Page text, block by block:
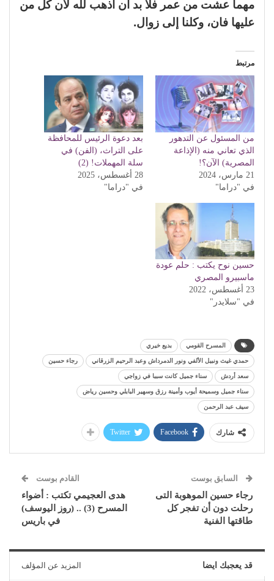
مهما عشت من عمر فلا بد أن أذهب لله لأن كل من
عليها فان، وكلنا إلى زوال.
مرتبط
من المسئول عن التدهور
الذي تعاني منه (الإذاعة
المصرية) الآن؟!
21 مارس، 2024
في "دراما"
بعد دعوة الرئيس للمحافظة
على التراث، (الفن) في
سلة المهملات! (2)
28 أغسطس، 2025
في "دراما"
حسين نوح يكتب : حلم عودة
ماسبيرو المصري
23 أغسطس، 2022
في "سلايدر"
المسرح القومي بديع خيري
حمدي غيث ونبيل الألفي ونور الدمرداش وعبد الرحيم الزرقاني رجاء حسين
سعد أردش سناء جميل كانت سببا في زواجي
سناء جميل وسميحة أيوب وأمينة رزق وسهير البابلي وحسين رياض
سيف عبد الرحمن
شارك Facebook
Twitter
السابق بوست
رجاء حسين الموهوبة التى
رحلت دون أن تفجر كل
طاقتها الفنية
القادم بوست
هدى العجيمي تكتب : أضواء
المسرح (3) .. (روز اليوسف)
في باريس
قد يعجبك ايضا المزيد عن المؤلف